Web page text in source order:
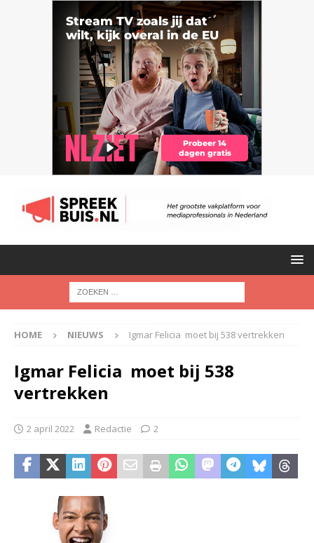
HOME NIEUWS Igmar Felicia moet bij 538 vertrekken
Igmar Felicia moet bij 538
vertrekken
2 april 2022 Redactie 2